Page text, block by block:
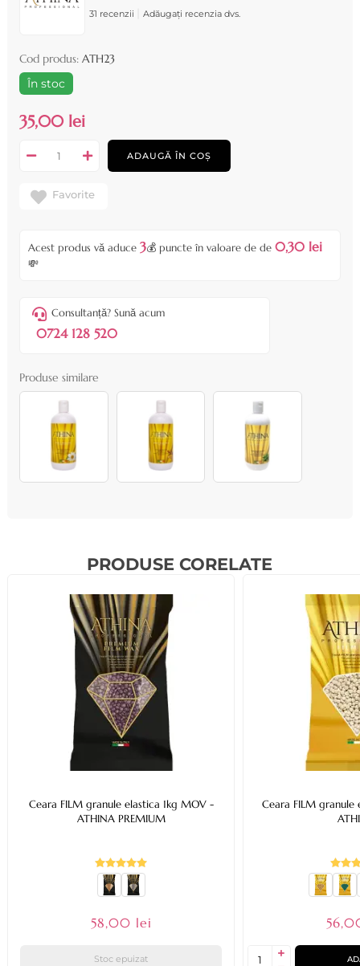
31 recenzii Adăugați recenzia dvs.
Cod produs: ATH23
În stoc
35,00 lei
ADAUGĂ ÎN COȘ
Favorite
Acest produs vă aduce 3💰 puncte în valoare de de 0,30 lei
💸
Consultanță? Sună acum
0724 128 520
Produse similare
PRODUSE CORELATE
Ceara FILM granule elastica 1kg MOV -
ATHINA PREMIUM
58,00 lei
Stoc epuizat
Ceara FILM granule